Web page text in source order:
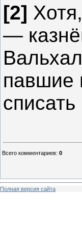
[2]
—
павшие
Всего комментариев: 0
Полная версия сайта